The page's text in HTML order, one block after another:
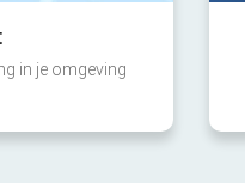
in je omgeving